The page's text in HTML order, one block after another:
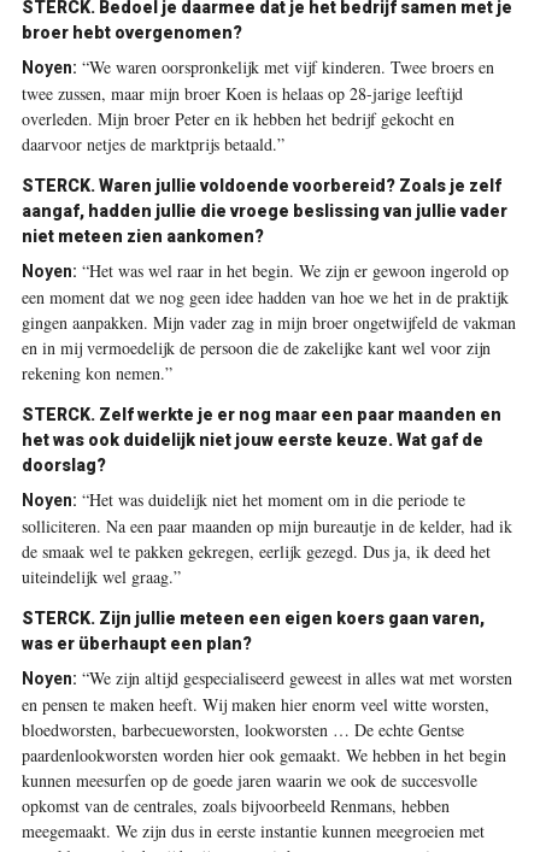
STERCK. Bedoel je daarmee dat je het bedrijf samen met je
broer hebt overgenomen?
Noyen: “We waren oorspronkelijk met vijf kinderen. Twee broers en
twee zussen, maar mijn broer Koen is helaas op 28-jarige leeftijd
overleden. Mijn broer Peter en ik hebben het bedrijf gekocht en
daarvoor netjes de marktprijs betaald.”
STERCK. Waren jullie voldoende voorbereid? Zoals je zelf
aangaf, hadden jullie die vroege beslissing van jullie vader
niet meteen zien aankomen?
Noyen: “Het was wel raar in het begin. We zijn er gewoon ingerold op
een moment dat we nog geen idee hadden van hoe we het in de praktijk
gingen aanpakken. Mijn vader zag in mijn broer ongetwijfeld de vakman
en in mij vermoedelijk de persoon die de zakelijke kant wel voor zijn
rekening kon nemen.”
STERCK. Zelf werkte je er nog maar een paar maanden en
het was ook duidelijk niet jouw eerste keuze. Wat gaf de
doorslag?
Noyen: “Het was duidelijk niet het moment om in die periode te
solliciteren. Na een paar maanden op mijn bureautje in de kelder, had ik
de smaak wel te pakken gekregen, eerlijk gezegd. Dus ja, ik deed het
uiteindelijk wel graag.”
STERCK. Zijn jullie meteen een eigen koers gaan varen,
was er überhaupt een plan?
Noyen: “We zijn altijd gespecialiseerd geweest in alles wat met worsten
en pensen te maken heeft. Wij maken hier enorm veel witte worsten,
bloedworsten, barbecueworsten, lookworsten … De echte Gentse
paardenlookworsten worden hier ook gemaakt. We hebben in het begin
kunnen meesurfen op de goede jaren waarin we ook de succesvolle
opkomst van de centrales, zoals bijvoorbeeld Renmans, hebben
meegemaakt. We zijn dus in eerste instantie kunnen meegroeien met